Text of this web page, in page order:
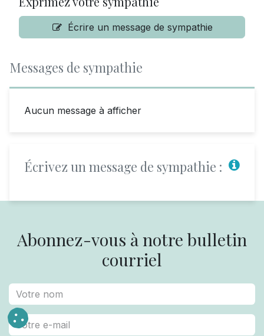
Écrire un message de sympathie
Messages de sympathie
Aucun message à afficher
Écrivez un message de sympathie :
Abonnez-vous à notre bulletin
courriel